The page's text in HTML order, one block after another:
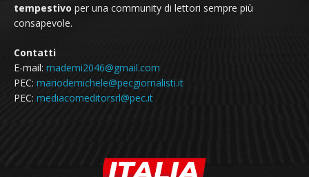
tempestivo per una community di lettori sempre più
consapevole.
Contatti
E-mail: mademi2046@gmail.com
PEC: mariodemichele@pecgiornalisti.it
PEC: mediacomeditorsrl@pec.it